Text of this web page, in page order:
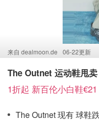
来自 dealmoon.de 06-22更新
The Outnet 运动鞋甩
1折起 新百伦小白鞋€21
The Outnet 现有 球鞋